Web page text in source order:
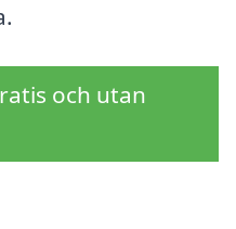
och utan